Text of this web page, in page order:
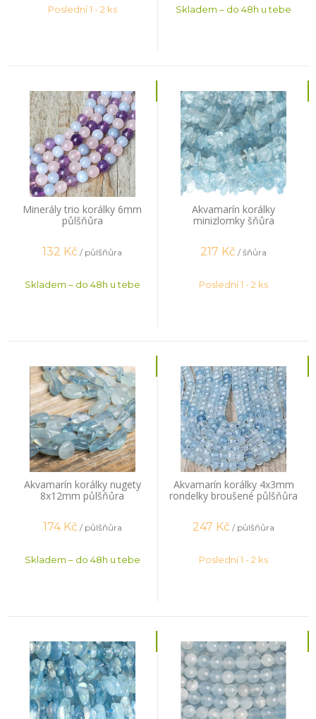
Poslední 1 - 2 ks Skladem – do 48h u tebe
Minerály trio korálky 6mm
půlšňůra
132 Kč / půlšňůra
Skladem – do 48h u tebe
Akvamarín korálky
minizlomky šňůra
217 Kč / šňůra
Poslední 1 - 2 ks
Akvamarín korálky nugety
8x12mm půlšňůra
174 Kč / půlšňůra
Skladem – do 48h u tebe
Akvamarín korálky 4x3mm
rondelky broušené půlšňůra
247 Kč / půlšňůra
Poslední 1 - 2 ks